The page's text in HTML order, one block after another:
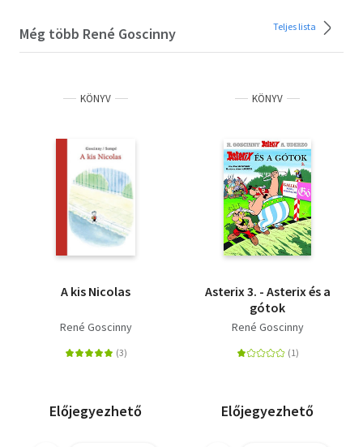
Még több René Goscinny Teljes lista
KÖNYV
A kis Nicolas
René Goscinny
Előjegyezhető
KÖNYV
Asterix 3. - Asterix és a
gótok
René Goscinny
Előjegyezhető